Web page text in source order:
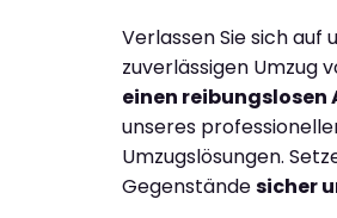
Verlassen Sie sich auf
zuverlässigen Umzug
einen reibungslosen
unseres
Umzugslösungen.
Gegenständesicher